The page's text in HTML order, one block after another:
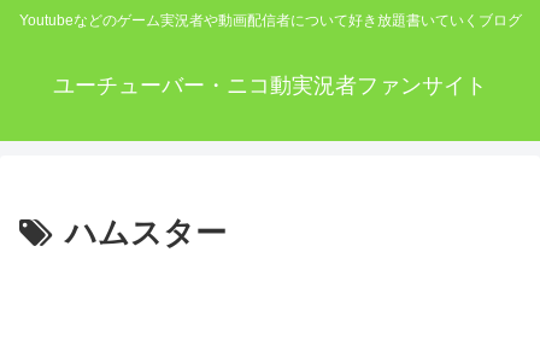
Youtubeなどのゲーム実況者や動画配信者について好き放題書いていくブログ
ユーチューバー・ニコ動実況者ファンサイト
ハムスター